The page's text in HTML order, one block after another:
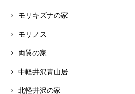
モリキズナの家
モリノス
両翼の家
中軽井沢青山居
北軽井沢の家